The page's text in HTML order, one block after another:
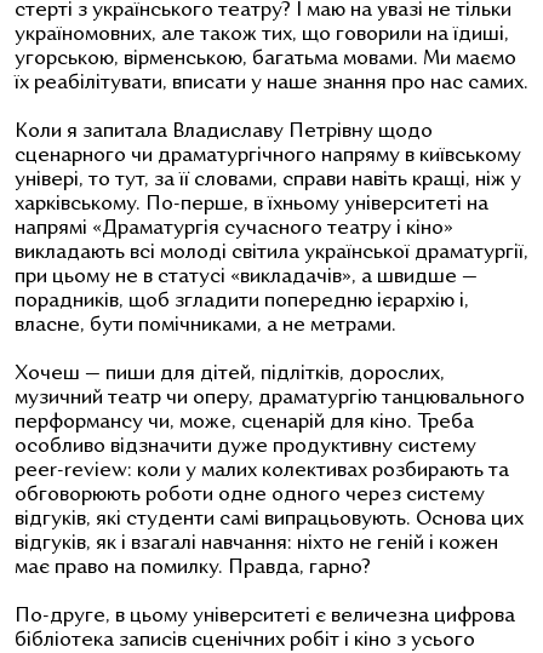
стерті з українського театру? І маю на увазі не тільки
україномовних, але також тих, що говорили на їдиші,
угорською, вірменською, багатьма мовами. Ми маємо
їх реабілітувати, вписати у наше знання про нас самих.
Коли я запитала Владиславу Петрівну щодо
сценарного чи драматургічного напряму в київському
універі, то тут, за її словами, справи навіть кращі, ніж у
харківському. По-перше, в їхньому університеті на
напрямі «Драматургія сучасного театру і кіно»
викладають всі молоді світила української драматургії,
при цьому не в статусі «викладачів», а швидше —
порадників, щоб згладити попередню ієрархію і,
власне, бути помічниками, а не метрами.
Хочеш — пиши для дітей, підлітків, дорослих,
музичний театр чи оперу, драматургію танцювального
перформансу чи, може, сценарій для кіно. Треба
особливо відзначити дуже продуктивну систему
peer-review: коли у малих колективах розбирають та
обговорюють роботи одне одного через систему
відгуків, які студенти самі випрацьовують. Основа цих
відгуків, як і взагалі навчання: ніхто не геній і кожен
має право на помилку. Правда, гарно?
По-друге, в цьому університеті є величезна цифрова
бібліотека записів сценічних робіт і кіно з усього